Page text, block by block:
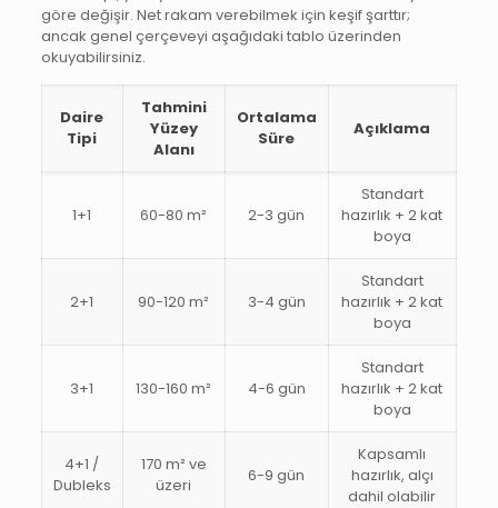
göre değişir. Net rakam verebilmek için keşif şarttır;
ancak genel çerçeveyi aşağıdaki tablo üzerinden
okuyabilirsiniz.
Daire
Tipi
Tahmini
Yüzey
Alanı
Ortalama
Süre
Açıklama
1+1 60-80 m² 2-3 gün
Standart
hazırlık + 2 kat
boya
2+1 90-120 m² 3-4 gün
Standart
hazırlık + 2 kat
boya
3+1 130-160 m² 4-6 gün
Standart
hazırlık + 2 kat
boya
4+1 /
Dubleks
170 m² ve
üzeri
6-9 gün
Kapsamlı
hazırlık, alçı
dahil olabilir